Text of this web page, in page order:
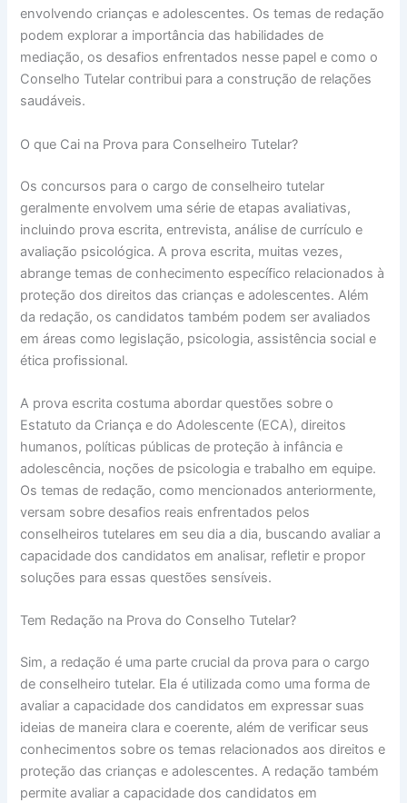
envolvendo crianças e adolescentes. Os temas de redação
podem explorar a importância das habilidades de
mediação, os desafios enfrentados nesse papel e como o
Conselho Tutelar contribui para a construção de relações
saudáveis.
O que Cai na Prova para Conselheiro Tutelar?
Os concursos para o cargo de conselheiro tutelar
geralmente envolvem uma série de etapas avaliativas,
incluindo prova escrita, entrevista, análise de currículo e
avaliação psicológica. A prova escrita, muitas vezes,
abrange temas de conhecimento específico relacionados à
proteção dos direitos das crianças e adolescentes. Além
da redação, os candidatos também podem ser avaliados
em áreas como legislação, psicologia, assistência social e
ética profissional.
A prova escrita costuma abordar questões sobre o
Estatuto da Criança e do Adolescente (ECA), direitos
humanos, políticas públicas de proteção à infância e
adolescência, noções de psicologia e trabalho em equipe.
Os temas de redação, como mencionados anteriormente,
versam sobre desafios reais enfrentados pelos
conselheiros tutelares em seu dia a dia, buscando avaliar a
capacidade dos candidatos em analisar, refletir e propor
soluções para essas questões sensíveis.
Tem Redação na Prova do Conselho Tutelar?
Sim, a redação é uma parte crucial da prova para o cargo
de conselheiro tutelar. Ela é utilizada como uma forma de
avaliar a capacidade dos candidatos em expressar suas
ideias de maneira clara e coerente, além de verificar seus
conhecimentos sobre os temas relacionados aos direitos e
proteção das crianças e adolescentes. A redação também
permite avaliar a capacidade dos candidatos em